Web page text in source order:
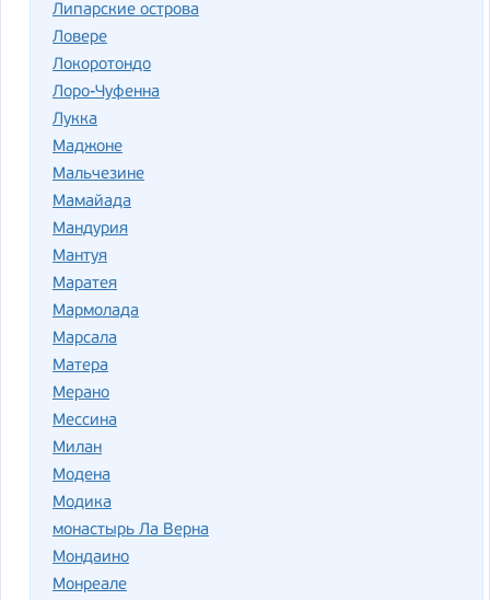
Липарские острова
Ловере
Локоротондо
Лоро-Чуфенна
Лукка
Маджоне
Мальчезине
Мамайада
Мандурия
Мантуя
Маратея
Мармолада
Марсала
Матера
Мерано
Мессина
Милан
Модена
Модика
монастырь Ла Верна
Мондаино
Монреале